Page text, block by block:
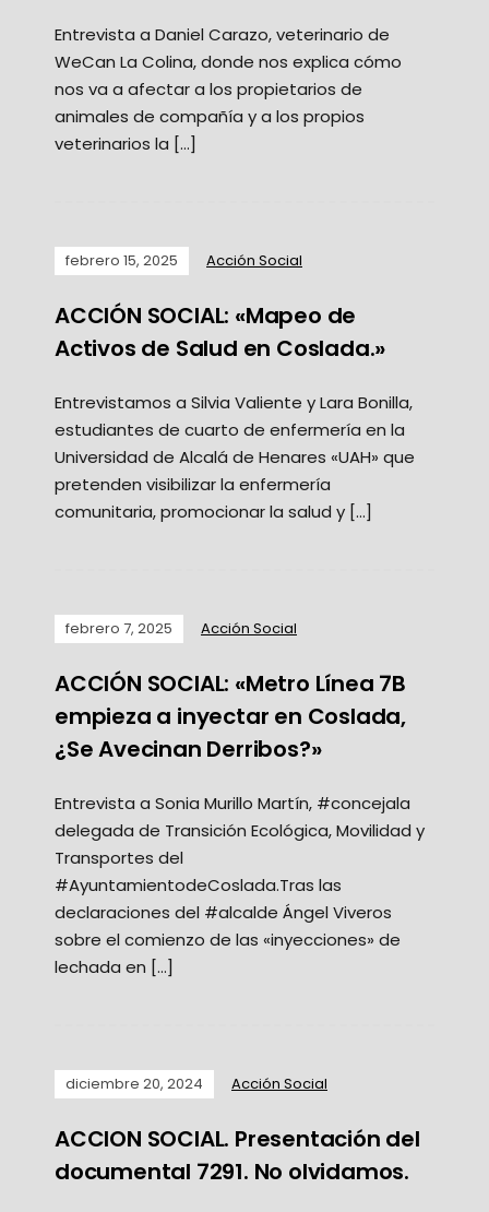
Entrevista a Daniel Carazo, veterinario de
WeCan La Colina, donde nos explica cómo
nos va a afectar a los propietarios de
animales de compañía y a los propios
veterinarios la […]
febrero 15, 2025 Acción Social
ACCIÓN SOCIAL: «Mapeo de
Activos de Salud en Coslada.»
Entrevistamos a Silvia Valiente y Lara Bonilla,
estudiantes de cuarto de enfermería en la
Universidad de Alcalá de Henares «UAH» que
pretenden visibilizar la enfermería
comunitaria, promocionar la salud y […]
febrero 7, 2025 Acción Social
ACCIÓN SOCIAL: «Metro Línea 7B
empieza a inyectar en Coslada,
¿Se Avecinan Derribos?»
Entrevista a Sonia Murillo Martín, #concejala
delegada de Transición Ecológica, Movilidad y
Transportes del
#AyuntamientodeCoslada.Tras las
declaraciones del #alcalde Ángel Viveros
sobre el comienzo de las «inyecciones» de
lechada en […]
diciembre 20, 2024 Acción Social
ACCION SOCIAL. Presentación del
documental 7291. No olvidamos.